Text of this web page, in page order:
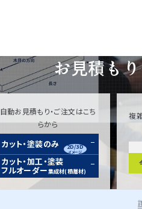
お見積も
自動お見積もり・ご注文はこち
らから
カット・塗装のみ
カット・加工・塗装
フルオーダー集成材(積層材)
2D/3D
イメージ
複